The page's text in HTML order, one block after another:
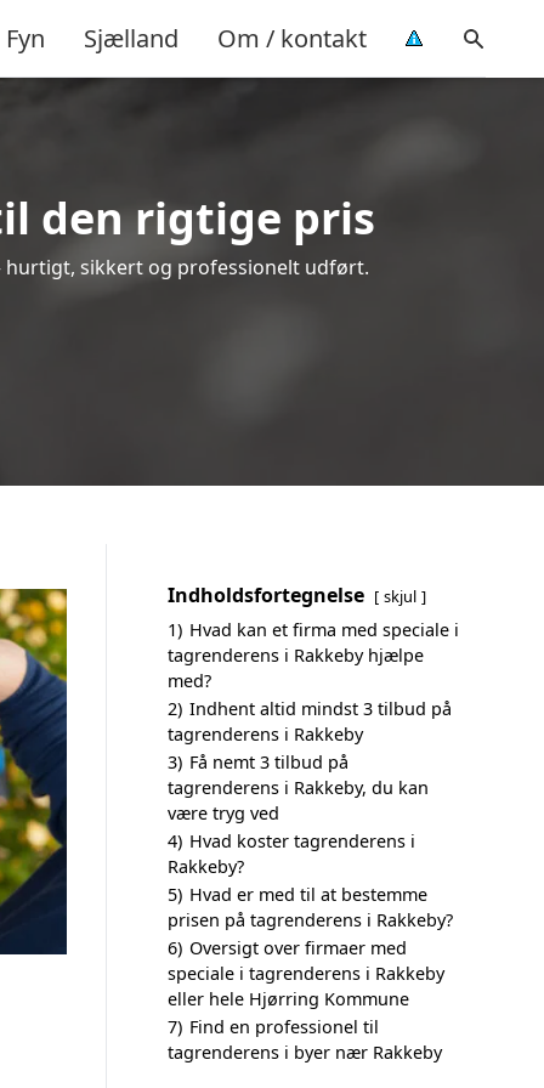
Fyn Sjælland Om / kontakt
den rigtige pris
hurtigt, sikkert og professionelt udført.
Indholdsfortegnelse skjul
1) Hvad kan et firma med speciale i
tagrenderens i Rakkeby hjælpe
med?
2) Indhent altid mindst 3 tilbud på
tagrenderens i Rakkeby
3) Få nemt 3 tilbud på
tagrenderens i Rakkeby, du kan
være tryg ved
4) Hvad koster tagrenderens i
Rakkeby?
5) Hvad er med til at bestemme
prisen på tagrenderens i Rakkeby?
6) Oversigt over firmaer med
speciale i tagrenderens i Rakkeby
eller hele Hjørring Kommune
7) Find en professionel til
tagrenderens i byer nær Rakkeby